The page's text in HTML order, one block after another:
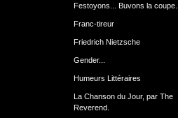
Festoyons... Buvons la coupe...
Franc-tireur
Friedrich Nietzsche
Gender...
Humeurs Littéraires
La Chanson du Jour, par The
Reverend.